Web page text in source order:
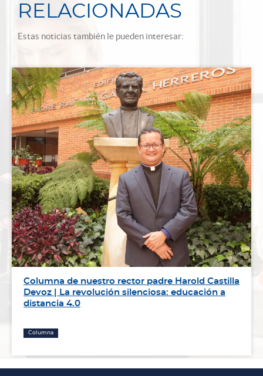
RELACIONADAS
Estas noticias también le pueden interesar:
Columna de nuestro rector padre Harold Castilla
Devoz | La revolución silenciosa: educación a
distancia 4.0
Columna